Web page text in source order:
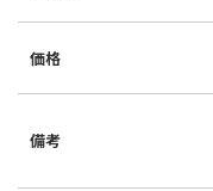
価格
備考